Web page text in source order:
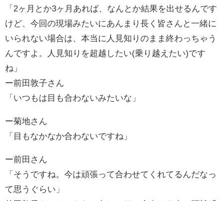
「2ヶ月とか3ヶ月あれば、なんとか結果を出せるんです
けど、今回の現場みたいにあんまり長く皆さんと一緒に
いられない場合は、本当に人見知りのまま終わっちゃう
んですよ。人見知りを超越したい(乗り越えたい)です
ね」
ー前田敦子さん
「いつもは目も合わないみたいな」
ー菊地さん
「目もなかなか合わないですね」
ー前田さん
「そうですね。今は頑張って合わせてくれてるんだなっ
て思うぐらい」